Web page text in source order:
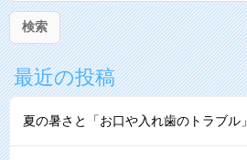
最近の投稿
夏の暑さと「お口や入れ歯のトラブル」